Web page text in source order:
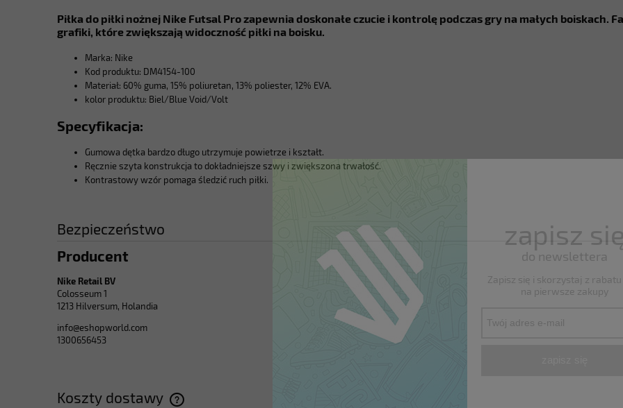
Piłka do piłki nożnej Nike Futsal Pro zapewnia doskonałe czucie i kontrolę podczas gry na małych
grafiki, które zwiększają widoczność piłki na boisku.
Marka: Nike
Kod produktu: DM4154-100
Materiał: 60% guma, 15% poliuretan, 13% poliester, 12% EVA.
kolor produktu: Biel/Blue Void/Volt
Specyfikacja:
Gumowa dętka bardzo długo utrzymuje powietrze i kształt.
Ręcznie szyta konstrukcja to dokładniejsze szwy i zwiększona trwałość.
Kontrastowy wzór pomaga śledzić ruch piłki.
Bezpieczeństwo
Producent
Nike Retail BV
Colosseum 1
1213 Hilversum, Holandia
info@eshopworld.com
1300656453
Koszty dostawy
zapisz się
do newslettera
Zapisz się i skorzystaj z rabatu
na pierwsze zakupy